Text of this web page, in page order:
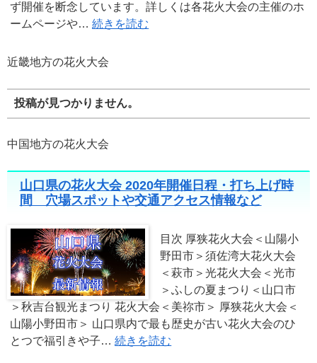
ず開催を断念しています。詳しくは各花火大会の主催のホ
ームページや…続きを読む
近畿地方の花火大会
投稿が見つかりません。
中国地方の花火大会
山口県の花火大会 2020年開催日程・打ち上げ時
間 穴場スポットや交通アクセス情報など
目次 厚狭花火大会＜山陽小
野田市＞須佐湾大花火大会
＜萩市＞光花火大会＜光市
＞ふしの夏まつり＜山口市
＞秋吉台観光まつり 花火大会＜美祢市＞ 厚狭花火大会＜
山陽小野田市＞ 山口県内で最も歴史が古い花火大会のひ
とつで福引きや子…続きを読む